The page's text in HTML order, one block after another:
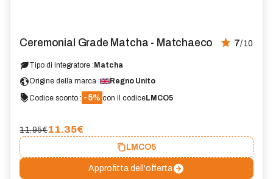
Ceremonial Grade Matcha - Matchaeco 7/10
Tipo di integratore : Matcha
Origine della marca :
Regno Unito
Codice sconto : -5% con il codiceLMCO5
11.95€11.35€
LMCO5
Approfitta dell'offerta